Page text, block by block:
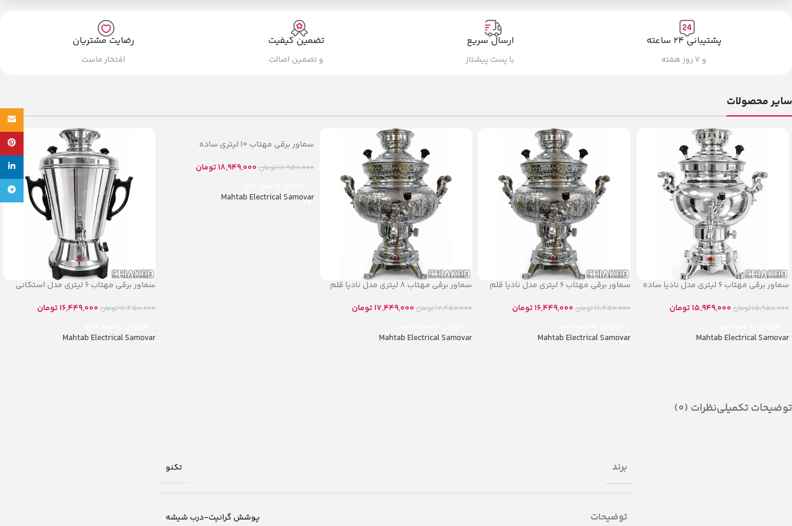
پشتیبانی ۲۴ ساعته
و ۷ روز هفته
ارسال سریع
با پست پیشتاز
تضمین کیفیت
و تضمین اصالت
رضایت مشتریان
افتخار ماست
سایر محصولات
سماور برقی مهتاب ۶ لیتری مدل نادیا ساده
15,950,000تومان 15,949,000تومان
Mahtab Electrical Samovar
سماور برقی مهتاب ۶ لیتری مدل نادیا قلم
16,450,000تومان 16,449,000تومان
Mahtab Electrical Samovar
سماور برقی مهتاب ۸ لیتری مدل نادیا قلم
17,450,000تومان 17,449,000تومان
Mahtab Electrical Samovar
سماور برقی مهتاب ۱۰ لیتری ساده
18,950,000تومان 18,949,000تومان
Mahtab Electrical Samovar
سماور برقی مهتاب ۶ لیتری مدل استکانی
16,450,000تومان 16,449,000تومان
Mahtab Electrical Samovar
توضیحات تکمیلینظرات (0)
برند تکنو
توضیحات ‫پوشش گرانیت-درب شیشه‬‏
Email
تلگرام